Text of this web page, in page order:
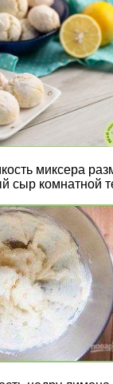
миксера
сыр комнатной